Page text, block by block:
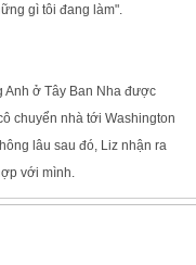
gì tôi đang làm".
Anh ở Tây Ban Nha được
chuyển nhà tới Washington
lâu sau đó, Liz nhận ra
với mình.